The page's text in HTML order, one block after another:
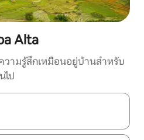
Alta
ามรู้สึกเหมือนอยู่บ้านสำหรับ
ไป
สหรือปัด เพื่อสำรวจผลการค้นหา